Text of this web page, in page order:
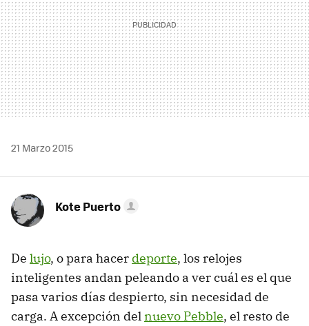
21 Marzo 2015
Kote Puerto
De lujo, o para hacer deporte, los relojes
inteligentes andan peleando a ver cuál es el que
pasa varios días despierto, sin necesidad de
carga. A excepción delnuevo Pebble, el resto de